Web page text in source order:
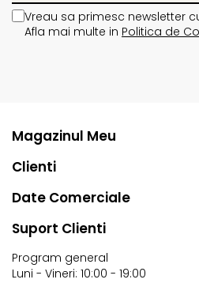
Vreau sa primesc newsletter
Afla mai multe in Politica de
Magazinul Meu
Clienti
Date Comerciale
Suport Clienti
Program general
Luni - Vineri: 10:00 - 19:00